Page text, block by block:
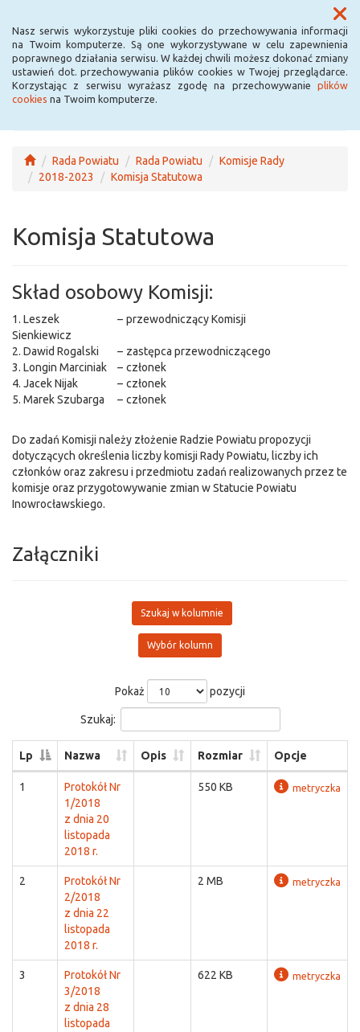
Nasz serwis wykorzystuje pliki cookies do przechowywania informacji
na Twoim komputerze. Są one wykorzystywane w celu zapewnienia
poprawnego działania serwisu. W każdej chwili możesz dokonać zmiany
ustawień dot. przechowywania plików cookies w Twojej przeglądarce.
Korzystając z serwisu wyrażasz zgodę na przechowywanie plików
cookies na Twoim komputerze.
Menu
Rada Powiatu Rada Powiatu
Komisje Rady
2018-2023
Komisja Statutowa
Komisja Statutowa
Skład osobowy Komisji:
1. Leszek
Sienkiewicz
– przewodniczący Komisji
2. Dawid Rogalski – zastępca przewodniczącego
3. Longin Marciniak
– członek
4. Jacek Nijak
– członek
5. Marek Szubarga
– członek
Do zadań Komisji należy złożenie Radzie Powiatu propozycji
dotyczących określenia liczby komisji Rady Powiatu, liczby ich
członków oraz zakresu i przedmiotu zadań realizowanych przez te
komisje oraz przygotowywanie zmian w Statucie Powiatu
Inowrocławskiego.
Załączniki
Szukaj w kolumnie
Wybór kolumn
Pokaż pozycji
Szukaj:
Lp Nazwa Opis Rozmiar Opcje
1
Protokół Nr
1/2018
z dnia 20
listopada
2018 r.
550 KB metryczka
2
Protokół Nr
2/2018
z dnia 22
listopada
2018 r.
2 MB metryczka
3
Protokół Nr
3/2018
z dnia 28
listopada
622 KB metryczka